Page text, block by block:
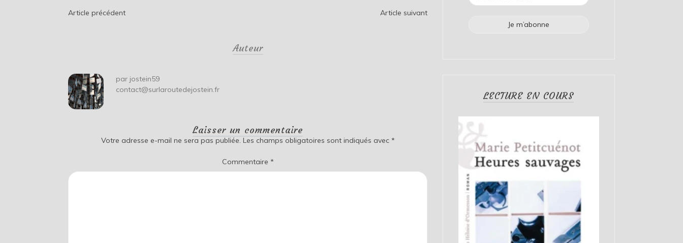
Navigation
Article précédent Article suivant
Auteur
par jostein59
contact@surlaroutedejostein.fr
Laisser un commentaire
Votre adresse e-mail ne sera pas publiée. Les champs obligatoires sont indiqués avec *
Commentaire *
LECTURE EN COURS